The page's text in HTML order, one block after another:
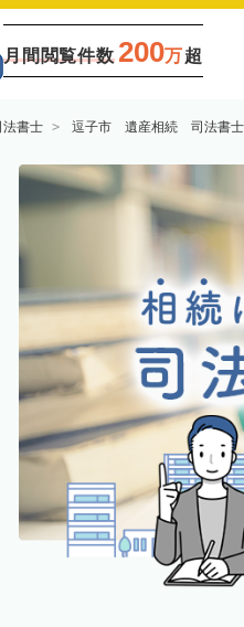
月間閲覧件数 200万超
書士 逗子市 遺産相続 司法書士